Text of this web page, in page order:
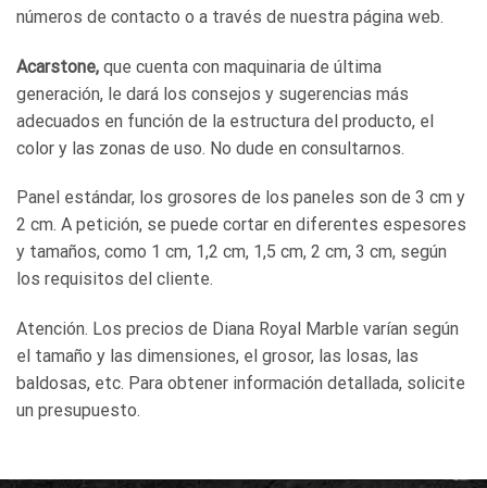
números de contacto o a través de nuestra página web.
Acarstone, que cuenta con maquinaria de última
generación, le dará los consejos y sugerencias más
adecuados en función de la estructura del producto, el
color y las zonas de uso. No dude en consultarnos.
Panel estándar, los grosores de los paneles son de 3 cm y
2 cm. A petición, se puede cortar en diferentes espesores
y tamaños, como 1 cm, 1,2 cm, 1,5 cm, 2 cm, 3 cm, según
los requisitos del cliente.
Atención. Los precios de Diana Royal Marble varían según
el tamaño y las dimensiones, el grosor, las losas, las
baldosas, etc. Para obtener información detallada, solicite
un presupuesto.